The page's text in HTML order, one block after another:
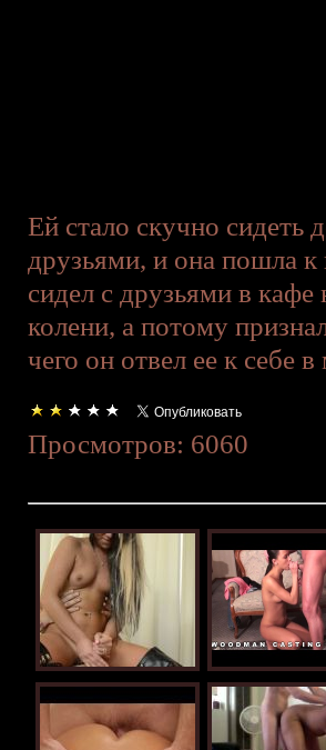
Ей стало скучно сидеть
друзьями, и она пошла
сидел с друзьями в
колени, а потому
чего он отвел ее к себе
Просмотров: 6060